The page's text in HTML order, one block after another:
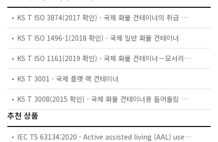
KS T ISO 3874(2017 확인) - 국제 화물 컨테이너의 취급 및 체결
KS T ISO 1496-1(2018 확인) - 국제 일반 화물 컨테이너
KS T ISO 1161(2019 확인) - 국제 화물 컨테이너－모서리쇠－시방
KS T 3001 - 국제 플랫 랙 컨테이너
KS T 3008(2015 확인) - 국제 화물 컨테이너용 들어올림 고리 및 체결 고리
추천 상품
IEC TS 63134:2020 - Active assisted living (AAL) use cases